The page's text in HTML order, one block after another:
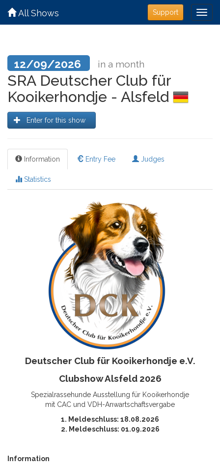
Support
All Shows
12/09/2026 in a month
SRA Deutscher Club für
Kooikerhondje - Alsfeld
Enter for this show
Information Entry Fee Judges
Statistics
Deutscher Club für Kooikerhondje e.V.
Clubshow Alsfeld 2026
Spezialrassehunde Ausstellung für Kooikerhondje
mit CAC und VDH-Anwartschaftsvergabe
1. Meldeschluss: 18.08.2026
2. Meldeschluss: 01.09.2026
Information